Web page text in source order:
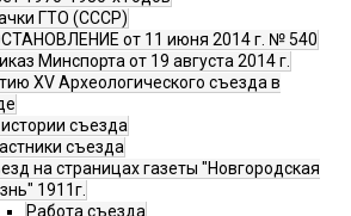
ГТО (СССР)
от 11 июня 2014 г. № 540
Минспорта от 19 августа 2014 г.
XV Археологического съезда в
истории съезда
съезда
на страницах газеты "Новгородская
1911г.
Работа съезда